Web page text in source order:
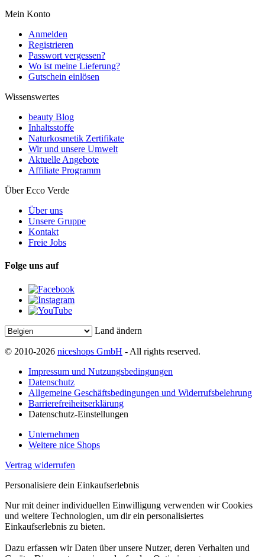
Mein Konto
Anmelden
Registrieren
Passwort vergessen?
Wo ist meine Lieferung?
Gutschein einlösen
Wissenswertes
beauty Blog
Inhaltsstoffe
Naturkosmetik Zertifikate
Wir und unsere Umwelt
Aktuelle Angebote
Affiliate Programm
Über Ecco Verde
Über uns
Unsere Gruppe
Kontakt
Freie Jobs
Folge uns auf
Land ändern
© 2010-2026 niceshops GmbH - All rights reserved.
Impressum und Nutzungsbedingungen
Datenschutz
Allgemeine Geschäftsbedingungen und Widerrufsbelehrung
Barrierefreiheitserklärung
Datenschutz-Einstellungen
Unternehmen
Weitere nice Shops
Vertrag widerrufen
Personalisiere dein Einkaufserlebnis
Nur mit deiner individuellen Einwilligung verwenden wir Cookies
und weitere Technologien, um dir ein personalisiertes
Einkaufserlebnis zu bieten.
Dazu erfassen wir Daten über unsere Nutzer, deren Verhalten und